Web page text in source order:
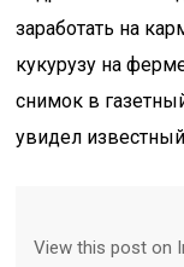
заработать на
кукурузу на
снимок в
увидел
View this post on